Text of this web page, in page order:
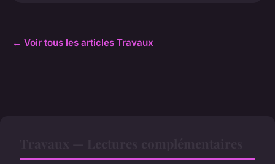
← Voir tous les articles Travaux